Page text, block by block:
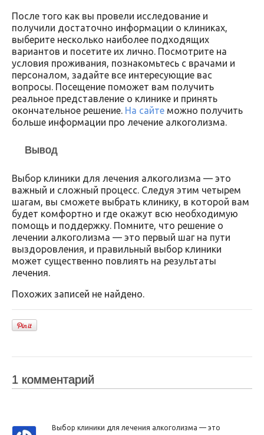
После того как вы провели исследование и
получили достаточно информации о клиниках,
выберите несколько наиболее подходящих
вариантов и посетите их лично. Посмотрите на
условия проживания, познакомьтесь с врачами и
персоналом, задайте все интересующие вас
вопросы. Посещение поможет вам получить
реальное представление о клинике и принять
окончательное решение. На сайте можно получить
больше информации про лечение алкоголизма.
Вывод
Выбор клиники для лечения алкоголизма — это
важный и сложный процесс. Следуя этим четырем
шагам, вы сможете выбрать клинику, в которой вам
будет комфортно и где окажут всю необходимую
помощь и поддержку. Помните, что решение о
лечении алкоголизма — это первый шаг на пути
выздоровления, и правильный выбор клиники
может существенно повлиять на результаты
лечения.
Похожих записей не найдено.
1 комментарий
Выбор клиники для лечения алкоголизма — это